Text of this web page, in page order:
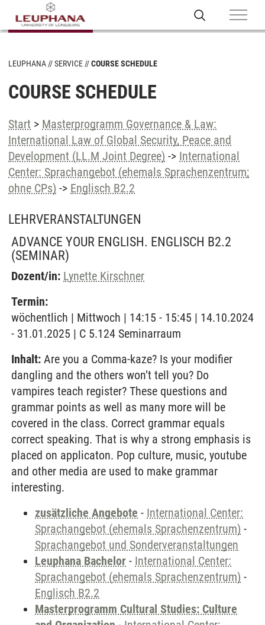
LEUPHANA SERVICE COURSE SCHEDULE
COURSE SCHEDULE
Start > Masterprogramm Governance & Law:
International Law of Global Security, Peace and
Development (LL.M Joint Degree) -> International
Center: Sprachangebot (ehemals Sprachenzentrum;
ohne CPs) -> Englisch B2.2
LEHRVERANSTALTUNGEN
ADVANCE YOUR ENGLISH. ENGLISCH B2.2
(SEMINAR)
Dozent/in: Lynette Kirschner
Termin:
wöchentlich | Mittwoch | 14:15 - 15:45 | 14.10.2024
- 31.01.2025 | C 5.124 Seminarraum
Inhalt: Are you a Comma-kaze? Is your modifier
dangling and the others won’t tell you? Do
vampires teach register? These questions and
grammar points as well as many more will be
covered in the class. Correct grammar equals
correct speaking. That is why a strong emphasis is
placed on applicaton. Pop culture, music, youtube
and other media are used to make grammar
interesting.
zusätzliche Angebote - International Center:
Sprachangebot (ehemals Sprachenzentrum) -
Sprachangebot und Sonderveranstaltungen
Leuphana Bachelor - International Center:
Sprachangebot (ehemals Sprachenzentrum) -
Englisch B2.2
Masterprogramm Cultural Studies: Culture